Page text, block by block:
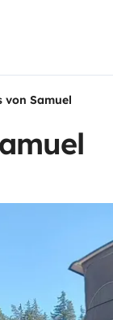
von Samuel